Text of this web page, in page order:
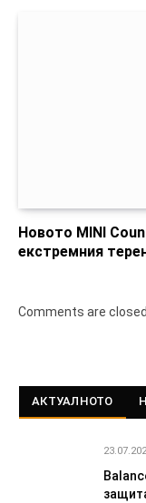
Новото MINI
екстремния
Comments are closed.
АКТУАЛНОТО